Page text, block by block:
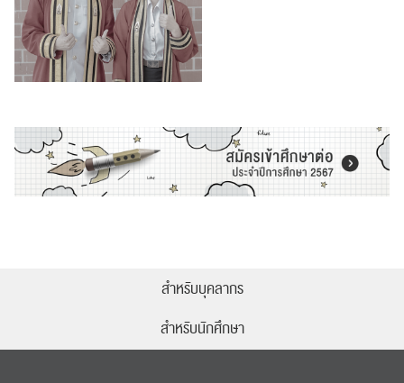
สำหรับบุคลากร
สำหรับนักศึกษา